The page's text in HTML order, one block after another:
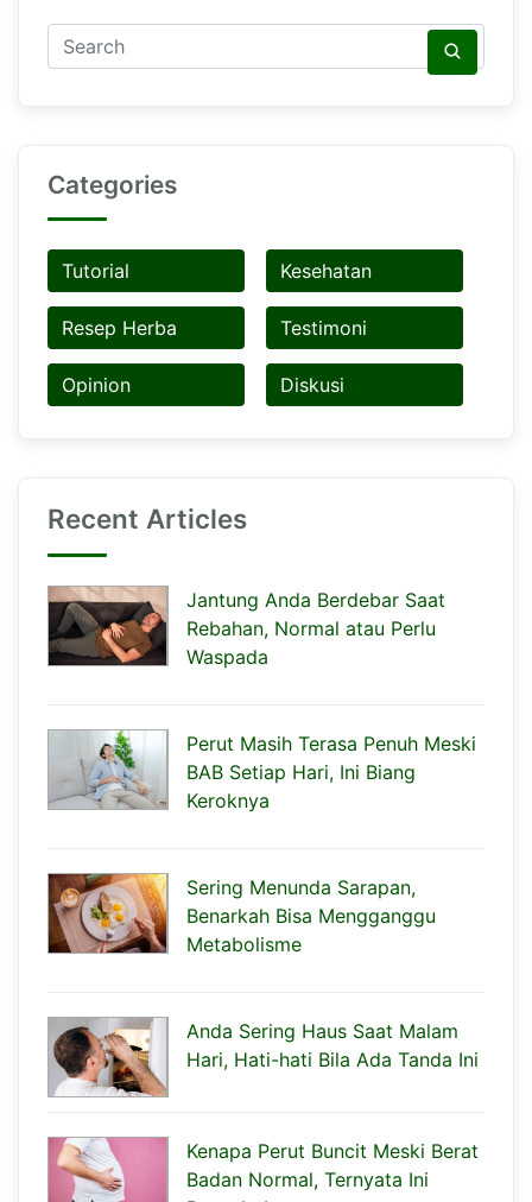
Categories
Tutorial Kesehatan
Resep Herba Testimoni
Opinion Diskusi
Recent Articles
Jantung Anda Berdebar Saat
Rebahan, Normal atau Perlu
Waspada
Perut Masih Terasa Penuh Meski
BAB Setiap Hari, Ini Biang
Keroknya
Sering Menunda Sarapan,
Benarkah Bisa Mengganggu
Metabolisme
Anda Sering Haus Saat Malam
Hari, Hati-hati Bila Ada Tanda Ini
Kenapa Perut Buncit Meski Berat
Badan Normal, Ternyata Ini